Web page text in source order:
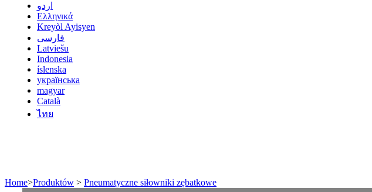
اردو
Ελληνικά
Kreyòl Ayisyen
فارسی
Latviešu
Indonesia
íslenska
українська
magyar
Català
ไทย
Home>Produktów > Pneumatyczne siłowniki zębatkowe